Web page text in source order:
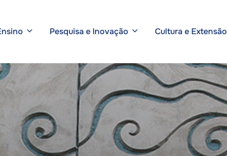
Pesquisa e Inovação Cultura e Extensão